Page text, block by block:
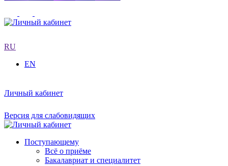
RU
EN
Личный кабинет
Версия для слабовидящих
Поступающему
Всё о приёме
Бакалавриат и специалитет